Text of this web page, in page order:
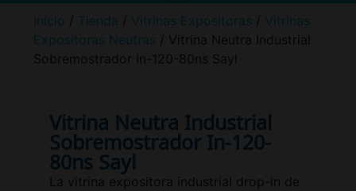
Inicio / Tienda / Vitrinas Expositoras / Vitrinas
Expositoras Neutras / Vitrina Neutra Industrial
Sobremostrador In-120-80ns Sayl
Vitrina Neutra Industrial
Sobremostrador In-120-
80ns Sayl
La vitrina expositora industrial drop-in de